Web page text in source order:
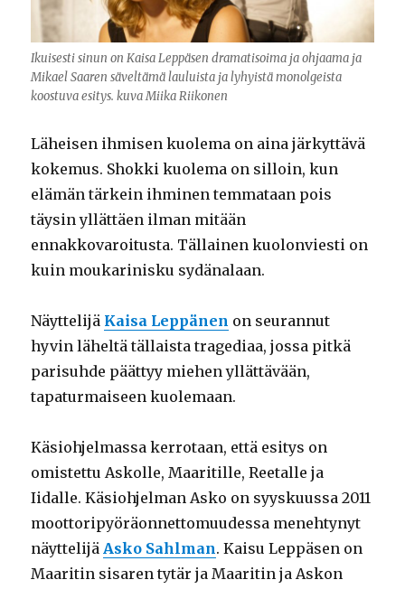
Ikuisesti sinun on Kaisa Leppäsen dramatisoima ja ohjaama ja
Mikael Saaren säveltämä lauluista ja lyhyistä monolgeista
koostuva esitys. kuva Miika Riikonen
Läheisen ihmisen kuolema on aina järkyttävä
kokemus. Shokki kuolema on silloin, kun
elämän tärkein ihminen temmataan pois
täysin yllättäen ilman mitään
ennakkovaroitusta. Tällainen kuolonviesti on
kuin moukarinisku sydänalaan.
Näyttelijä Kaisa Leppänen on seurannut
hyvin läheltä tällaista tragediaa, jossa pitkä
parisuhde päättyy miehen yllättävään,
tapaturmaiseen kuolemaan.
Käsiohjelmassa kerrotaan, että esitys on
omistettu Askolle, Maaritille, Reetalle ja
Iidalle. Käsiohjelman Asko on syyskuussa 2011
moottoripyöräonnettomuudessa menehtynyt
näyttelijäAsko Sahlman. Kaisu Leppäsen on
Maaritin sisaren tytär ja Maaritin ja Askon